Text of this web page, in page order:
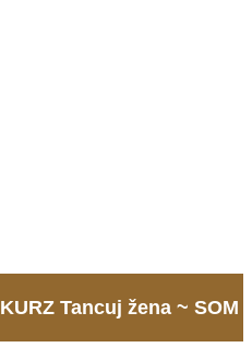
KURZ Tancuj žena ~ SOM